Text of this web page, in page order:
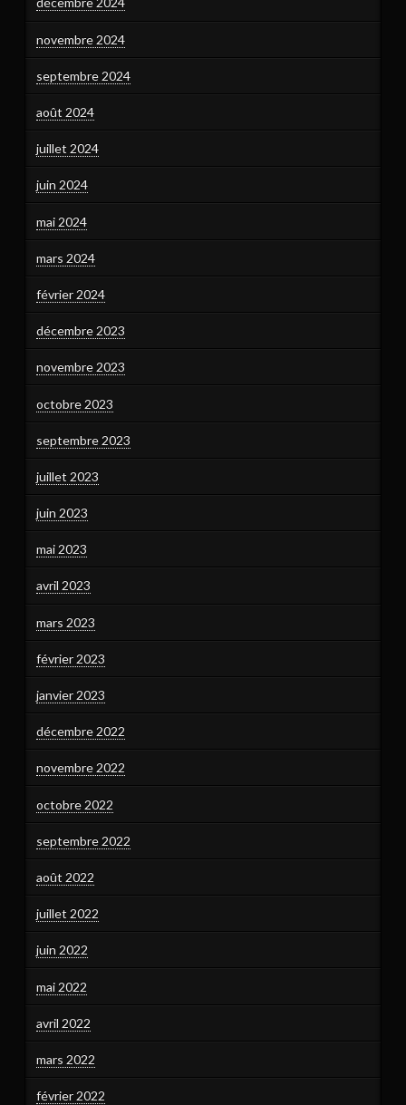
novembre 2024
septembre 2024
août 2024
juillet 2024
juin 2024
mai 2024
mars 2024
février 2024
décembre 2023
novembre 2023
octobre 2023
septembre 2023
juillet 2023
juin 2023
mai 2023
avril 2023
mars 2023
février 2023
janvier 2023
décembre 2022
novembre 2022
octobre 2022
septembre 2022
août 2022
juillet 2022
juin 2022
mai 2022
avril 2022
mars 2022
février 2022